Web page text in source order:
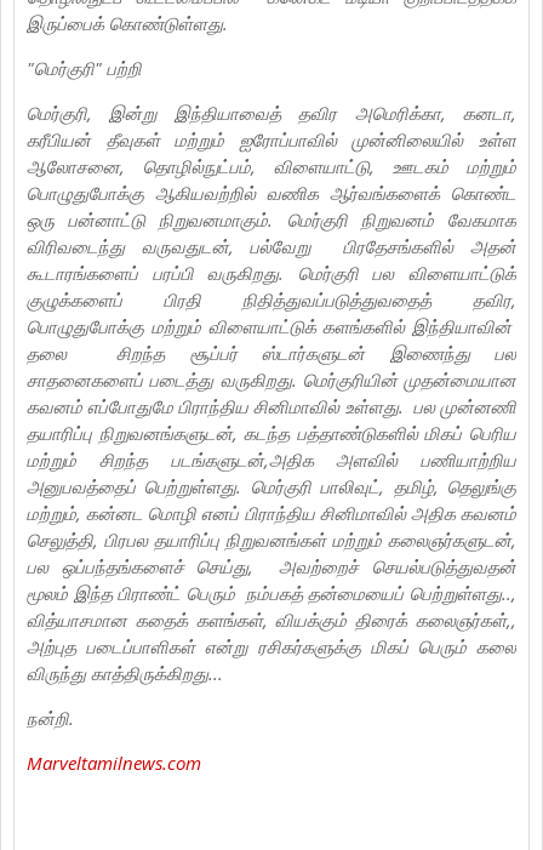
இருப்பைக் கொண்டுள்ளது.
"மெர்குரி" பற்றி
மெர்குரி, இன்று இந்தியாவைத் தவிர அமெரிக்கா, கனடா,
கரீபியன் தீவுகள் மற்றும் ஐரோப்பாவில் முன்னிலையில் உள்ள
ஆலோசனை, தொழில்நுட்பம், விளையாட்டு, ஊடகம் மற்றும்
பொழுதுபோக்கு ஆகியவற்றில் வணிக ஆர்வங்களைக் கொண்ட
ஒரு பன்னாட்டு நிறுவனமாகும். மெர்குரி நிறுவனம் வேகமாக
விரிவடைந்து வருவதுடன், பல்வேறு பிரதேசங்களில் அதன்
கூடாரங்களைப் பரப்பி வருகிறது. மெர்குரி பல விளையாட்டுக்
குழுக்களைப் பிரதி நிதித்துவப்படுத்துவதைத் தவிர,
பொழுதுபோக்கு மற்றும் விளையாட்டுக் களங்களில் இந்தியாவின்
தலை சிறந்த சூப்பர் ஸ்டார்களுடன் இணைந்து பல
சாதனைகளைப் படைத்து வருகிறது. மெர்குரியின் முதன்மையான
கவனம் எப்போதுமே பிராந்திய சினிமாவில் உள்ளது. பல முன்னணி
தயாரிப்பு நிறுவனங்களுடன், கடந்த பத்தாண்டுகளில் மிகப் பெரிய
மற்றும் சிறந்த படங்களுடன்,அதிக அளவில் பணியாற்றிய
அனுபவத்தைப் பெற்றுள்ளது. மெர்குரி பாலிவுட், தமிழ், தெலுங்கு
மற்றும், கன்னட மொழி எனப் பிராந்திய சினிமாவில் அதிக கவனம்
செலுத்தி, பிரபல தயாரிப்பு நிறுவனங்கள் மற்றும் கலைஞர்களுடன்,
பல ஒப்பந்தங்களைச் செய்து, அவற்றைச் செயல்படுத்துவதன்
மூலம் இந்த பிராண்ட் பெரும் நம்பகத் தன்மையைப் பெற்றுள்ளது..,
வித்யாசமான கதைக் களங்கள், வியக்கும் திரைக் கலைஞர்கள்,,
அற்புத படைப்பாளிகள் என்று ரசிகர்களுக்கு மிகப் பெரும் கலை
விருந்து காத்திருக்கிறது...
நன்றி.
Marveltamilnews.com